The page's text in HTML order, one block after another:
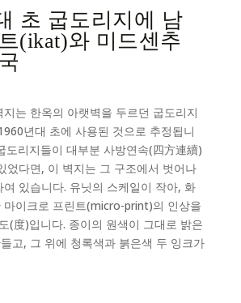
초 굽도리지에 남
(ikat)와 미드센추
는 한옥의 아랫벽을 두르던 굽도리지
년대 초에 사용된 것으로 추정됩니
도리지들이 대부분 사방연속(四方連續)
었다면, 이 벽지는 그 구조에서 벗어나
있습니다. 유닛의 스케일이 작아, 화
마이크로 프린트(micro-print)의 인상을
(度)입니다. 종이의 원색이 그대로 밝은
고, 그 위에 청록색과 붉은색 두 잉크가